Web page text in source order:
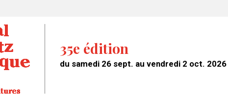
35e édition
du samedi 26 sept. au vendredi 2 oct. 2026